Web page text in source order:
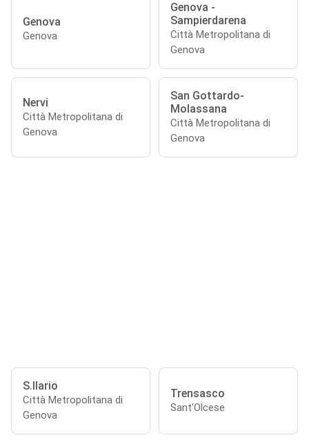
Genova
Genova
Genova -
Sampierdarena
Città Metropolitana di
Genova
Nervi
Città Metropolitana di
Genova
San Gottardo-
Molassana
Città Metropolitana di
Genova
S.Ilario
Città Metropolitana di
Genova
Trensasco
Sant'Olcese